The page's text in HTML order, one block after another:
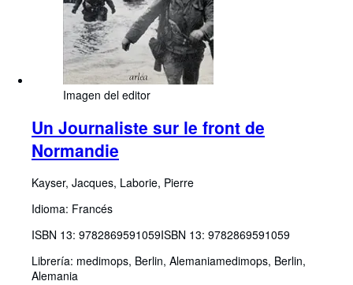
Imagen del editor
Un Journaliste sur le front de
Normandie
Kayser, Jacques, Laborie, Pierre
Idioma: Francés
ISBN 13: 9782869591059ISBN 13: 9782869591059
Librería: medimops, Berlin, Alemaniamedimops, Berlin,
Alemania